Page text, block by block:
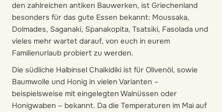
den zahlreichen antiken Bauwerken, ist Griechenland
besonders für das gute Essen bekannt: Moussaka,
Dolmades, Saganaki, Spanakopita, Tsatsiki, Fasolada und
vieles mehr wartet darauf, von euch in eurem
Familienurlaub probiert zu werden.
Die südliche Halbinsel Chalkidiki ist für Olivenöl, sowie
Baumwolle und Honig in vielen Varianten –
beispielsweise mit eingelegten Walnüssen oder
Honigwaben – bekannt. Da die Temperaturen im Mai auf